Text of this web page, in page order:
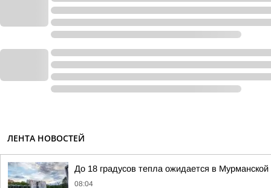
ЛЕНТА НОВОСТЕЙ
До 18 градусов тепла ожидается в Мурманской
08:04